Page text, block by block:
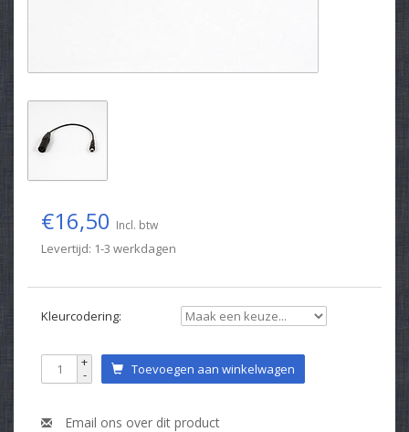
€16,50 Incl. btw
Levertijd: 1-3 werkdagen
Kleurcodering:
+
- Toevoegen aan winkelwagen
Email ons over dit product